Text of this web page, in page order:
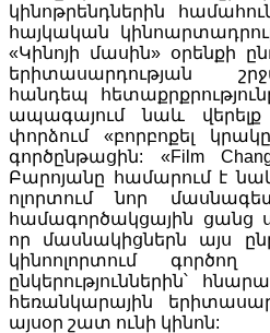
կինոթրենդներին
հայկական
«Կինոյի մասին» օրենքի
երիտասարդության
հանդեպ
ապագայում նաև վերելք
փորձում «բորբոքել
գործընթացին: «Film
Բարոյանը համարում է
ոլորտում նոր
համագործակցային ցանց
որ մասնակիցներն այս
կինոոլորտում
ընկերություններին՝
հեռանկարային
այսօր շատ ունի կինոն: